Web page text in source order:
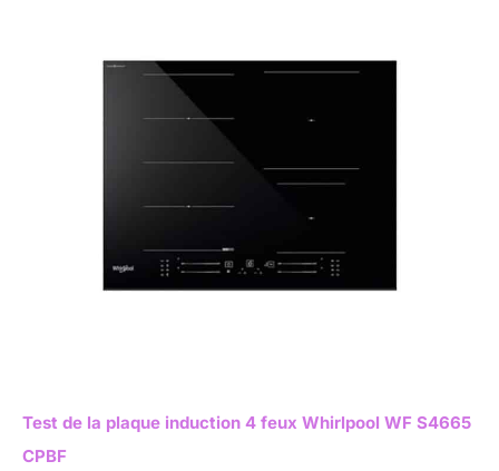
Test de la plaque induction 4 feux Whirlpool WF S4665
CPBF